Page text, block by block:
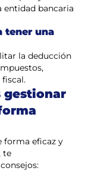
entidad bancaria
tener una
la deducción
gestionar
forma eficaz y
te